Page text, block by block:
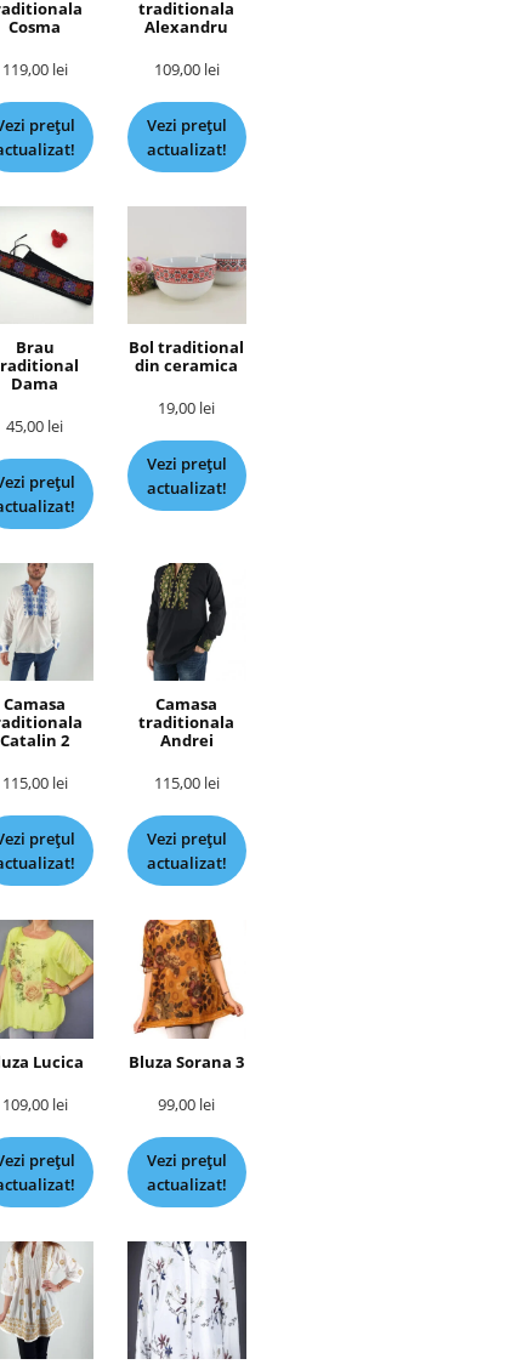
Cosma
119,00 lei
prețul
traditionala
Alexandru
109,00 lei
Vezi prețul
actualizat!
Brau
Dama
45,00 lei
prețul
Bol traditional
din ceramica
19,00 lei
Vezi prețul
actualizat!
Camasa
Catalin 2
115,00 lei
prețul
Camasa
traditionala
Andrei
115,00 lei
Vezi prețul
actualizat!
Lucica
109,00 lei
prețul
Bluza Sorana 3
99,00 lei
Vezi prețul
actualizat!